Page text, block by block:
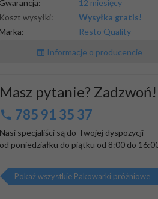
Gwarancja:
12 miesięcy
Koszt wysyłki:
Wysyłka gratis!
Marka:
Resto Quality
Informacje o producencie
Masz pytanie? Zadzwoń!
785 91 35 37
Nasi specjaliści są do Twojej dyspozycji
od poniedziałku do piątku od 8:00 do
Pokaż wszystkie Pakowarki próżniowe